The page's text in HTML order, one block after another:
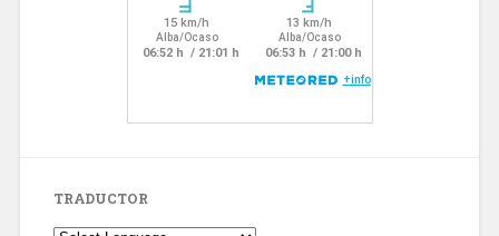
TRADUCTOR